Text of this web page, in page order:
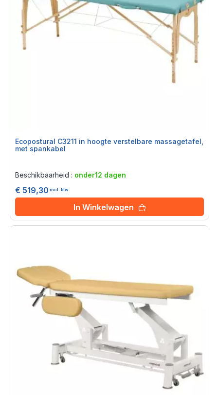
Ecopostural C3211 in hoogte verstelbare massagetafel,
met spankabel
Beschikbaarheid : onder12 dagen
€ 519,30 incl. btw
In Winkelwagen